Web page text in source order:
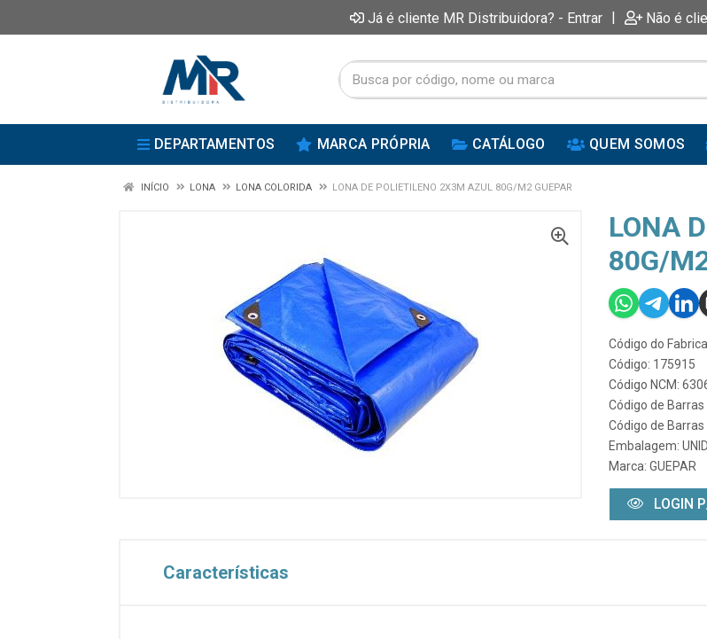
Já é cliente MR Distribuidora? - Entrar | Não é
DEPARTAMENTOS MARCA PRÓPRIA CATÁLOGO QUEM SOMOS
INÍCIO LONA LONA COLORIDA LONA DE POLIETILENO 2X3M AZUL 80G/M2 GUEPAR
LONA
80G/
Código do
Código: 175915
Código NCM:
Código de
Código de
Embalagem:
Marca: GUEPAR
LOGIN
Características